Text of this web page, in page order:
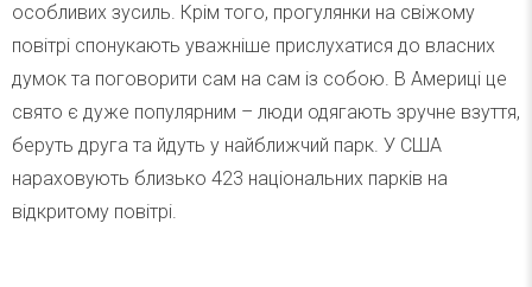
особливих зусиль. Крім того, прогулянки на свіжому
повітрі спонукають уважніше прислухатися до власних
думок та поговорити сам на сам із собою. В Америці це
свято є дуже популярним – люди одягають зручне взуття,
беруть друга та йдуть у найближчий парк. У США
нараховують близько 423 національних парків на
відкритому повітрі.